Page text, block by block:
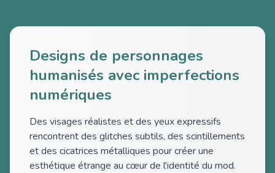
Designs de personnages
humanisés avec imperfections
numériques
Des visages réalistes et des yeux expressifs
rencontrent des glitches subtils, des scintillements
et des cicatrices métalliques pour créer une
esthétique étrange au cœur de l'identité du mod.